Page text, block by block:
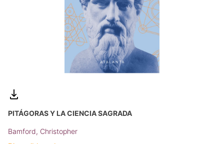
PITÁGORAS Y LA CIENCIA SAGRADA
Bamford, Christopher